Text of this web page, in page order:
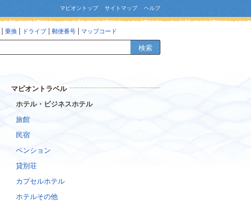
マピオントップ サイトマップ ヘルプ
乗換 ドライブ 郵便番号 マップコード
検索
マピオントラベル
ホテル・ビジネスホテル
旅館
民宿
ペンション
貸別荘
カプセルホテル
ホテルその他